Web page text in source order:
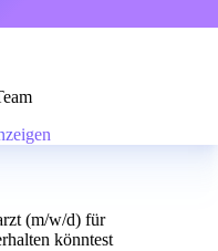
(m/w/d) für
könntest